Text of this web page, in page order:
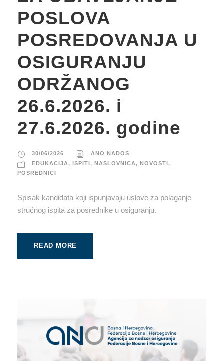
POSLOVA
POSREDOVANJA U
OSIGURANJU
ODRŽANOG
26.6.2026. i
27.6.2026. godine
30/06/2026
ANO NADOS
EDUKACIJA, ISPITI , NASLOVNICA, NOVOSTI ,
POSREDNICI
Spisak kandidata koji ispunjavaju uslove za polaganje
stručnog ispita za posrednike u osiguranju.
READ MORE